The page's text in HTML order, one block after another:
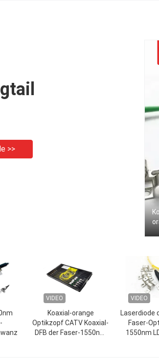
>>
VIDEO
Koaxial-orange
Optikzopf CATV Koaxial-
DFB der Faser-1550nm
VIDEO
Laserdiode
Faser-
1550nm